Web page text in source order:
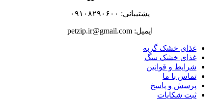
پشتیبانی: ۰۹۱۰۸۲۹۰۶۰۰
ایمیل: petzip.ir@gmail.com
غذای خشک گربه
غذای خشک سگ
شرایط و قوانین
تماس با ما
پرسش و پاسخ
ثبت شکایات